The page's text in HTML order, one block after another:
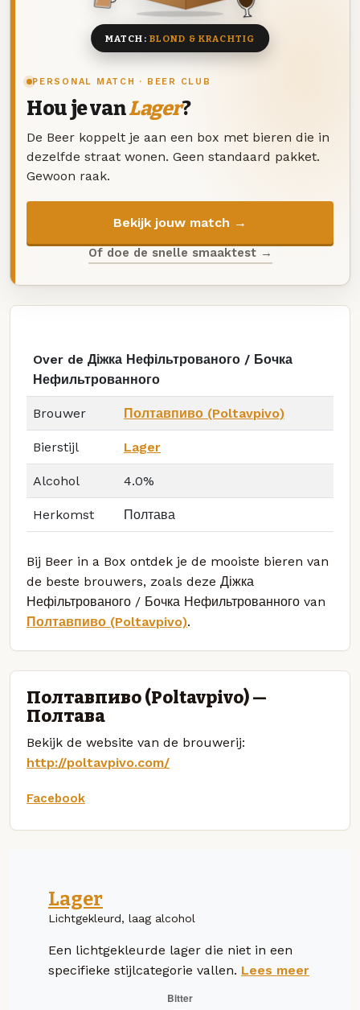
PERSONAL MATCH · BEER CLUB
Hou je vanLager?
De Beer koppelt je aan een box met bieren die in
dezelfde straat wonen. Geen standaard pakket.
Gewoon raak.
Bekijk jouw match →
Of doe de snelle smaaktest →
MATCH: BLOND & KRACHTIG
Over de Діжка Нефільтрованого / Бочка
Нефильтрованного
Brouwer Полтавпиво (Poltavpivo)
Bierstijl Lager
Alcohol 4.0%
Herkomst Полтава
Bij Beer in a Box ontdek je de mooiste bieren van
de beste brouwers, zoals deze Діжка
Нефільтрованого / Бочка Нефильтрованного van
Полтавпиво (Poltavpivo).
Полтавпиво (Poltavpivo) —
Полтава
Bekijk de website van de brouwerij:
http://poltavpivo.com/
Facebook
Lager
Lichtgekleurd, laag alcohol
Een lichtgekleurde lager die niet in een
specifieke stijlcategorie vallen. Lees meer